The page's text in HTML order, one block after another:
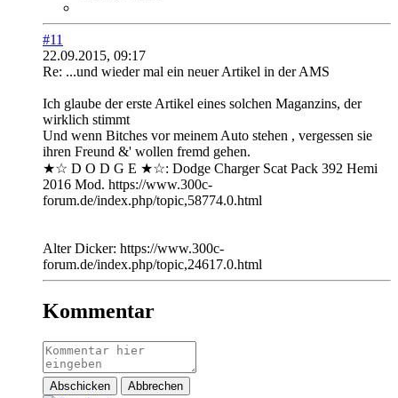
#11
22.09.2015, 09:17
Re: ...und wieder mal ein neuer Artikel in der AMS
Ich glaube der erste Artikel eines solchen Maganzins, der
wirklich stimmt
Und wenn Bitches vor meinem Auto stehen , vergessen sie
ihren Freund &' wollen fremd gehen.
★☆ D O D G E ★☆: Dodge Charger Scat Pack 392 Hemi
2016 Mod. https://www.300c-
forum.de/index.php/topic,58774.0.html
Alter Dicker: https://www.300c-
forum.de/index.php/topic,24617.0.html
Kommentar
Abschicken Abbrechen